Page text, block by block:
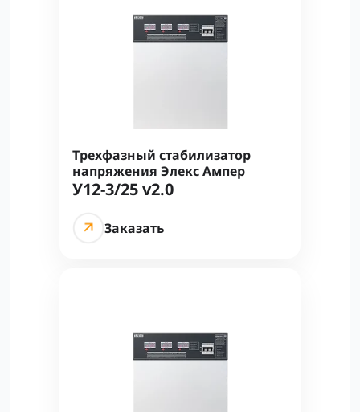
Трехфазный стабилизатор
напряжения Элекс Ампер
У12-3/25 v2.0
Заказать